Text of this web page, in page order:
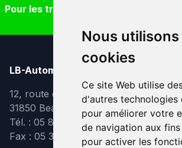
Nous utilisons
cookies
Ce site Web utilise
d'autres technologies
pour améliorer votre
de navigation aux
pour activer les
Pour les trajets courts, privilégiez la
LB-Automobiles.com
12, route de Lavaur
31850 Beaupuy
Tél. : 05 82 95 39 40
Fax : 05 31 08 10 91